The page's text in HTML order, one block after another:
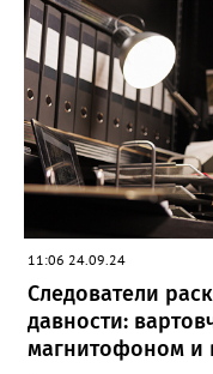
своим знакомым в
и югорчанин совершил
потерпевшему 64 удара
стали причиной
югорчанин признал
отказался.
11:06 24.09.24
Следователи
давности:
магнитофоном и